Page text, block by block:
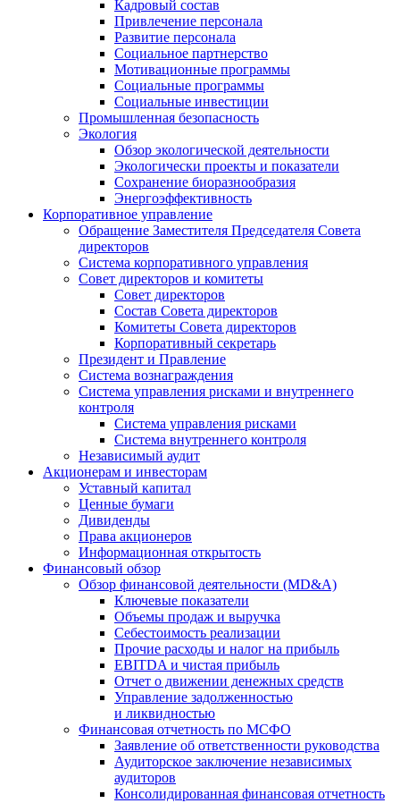
Кадровый состав
Привлечение персонала
Развитие персонала
Социальное партнерство
Мотивационные программы
Социальные программы
Социальные инвестиции
Промышленная безопасность
Экология
Обзор экологической деятельности
Экологически проекты и показатели
Сохранение биоразнообразия
Энергоэффективность
Корпоративное управление
Обращение Заместителя Председателя Совета
директоров
Система корпоративного управления
Совет директоров и комитеты
Совет директоров
Состав Совета директоров
Комитеты Совета директоров
Корпоративный секретарь
Президент и Правление
Система вознаграждения
Система управления рисками и внутреннего
контроля
Система управления рисками
Система внутреннего контроля
Независимый аудит
Акционерам и инвесторам
Уставный капитал
Ценные бумаги
Дивиденды
Права акционеров
Информационная открытость
Финансовый обзор
Обзор финансовой деятельности (MD&A)
Ключевые показатели
Объемы продаж и выручка
Себестоимость реализации
Прочие расходы и налог на прибыль
EBITDA и чистая прибыль
Отчет о движении денежных средств
Управление задолженностью
и ликвидностью
Финансовая отчетность по МСФО
Заявление об ответственности руководства
Аудиторское заключение независимых
аудиторов
Консолидированная финансовая отчетность